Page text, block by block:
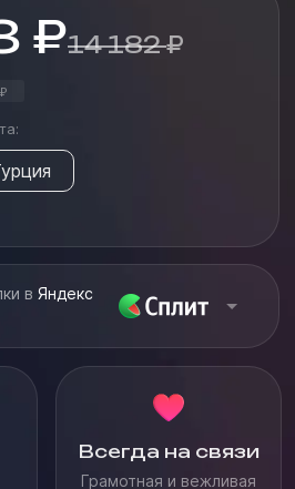
₽14 182 ₽
₽
в Яндекс
Всегда на связи
Грамотная и вежливая